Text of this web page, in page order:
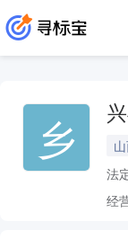
乡
法
经